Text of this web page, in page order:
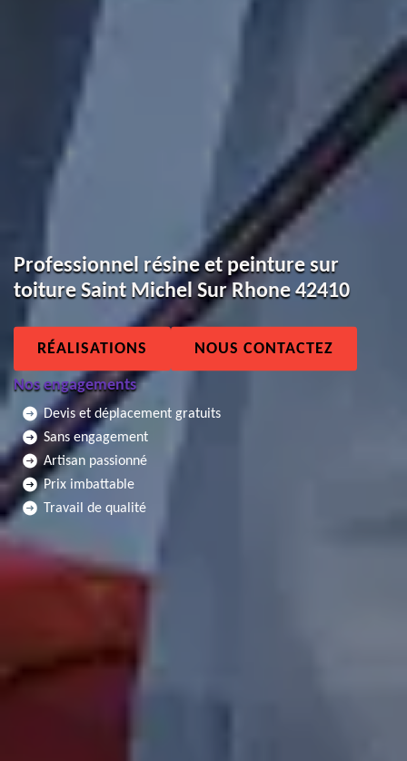
Professionnel résine et peinture sur
toiture Saint Michel Sur Rhone 42410
RÉALISATIONS NOUS CONTACTEZ
Nos engagements
Devis et déplacement gratuits
Sans engagement
Artisan passionné
Prix imbattable
Travail de qualité